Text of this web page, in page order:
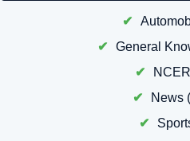
General
News